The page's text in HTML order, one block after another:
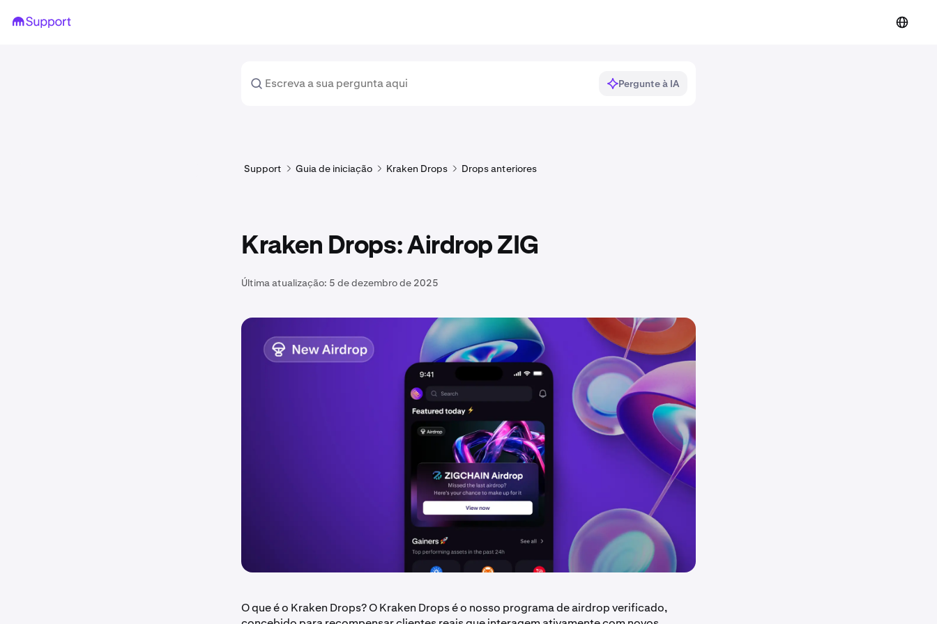
Pergunte à IA
Support Guia de iniciação Kraken Drops Drops anteriores
Kraken Drops: Airdrop ZIG
Última atualização: 5 de dezembro de 2025
O que é o Kraken Drops? O Kraken Drops é o nosso programa de airdrop verificado,